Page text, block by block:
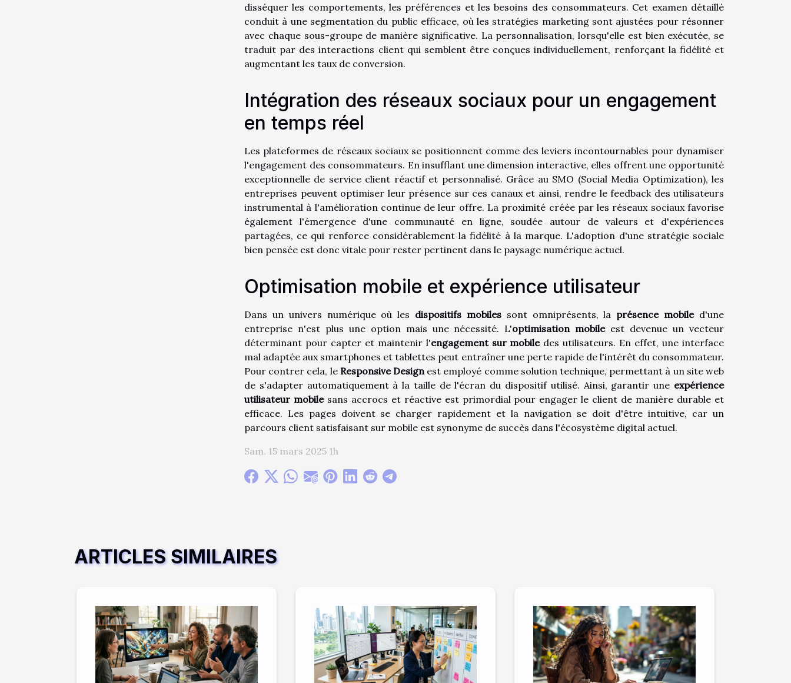
disséquer les comportements, les préférences et les besoins des consommateurs. Cet examen détaillé
conduit à une segmentation du public efficace, où les stratégies marketing sont ajustées pour résonner
avec chaque sous-groupe de manière significative. La personnalisation, lorsqu'elle est bien exécutée, se
traduit par des interactions client qui semblent être conçues individuellement, renforçant la fidélité et
augmentant les taux de conversion.
Intégration des réseaux sociaux pour un engagement
en temps réel
Les plateformes de réseaux sociaux se positionnent comme des leviers incontournables pour dynamiser
l'engagement des consommateurs. En insufflant une dimension interactive, elles offrent une opportunité
exceptionnelle de service client réactif et personnalisé. Grâce au SMO (Social Media Optimization), les
entreprises peuvent optimiser leur présence sur ces canaux et ainsi, rendre le feedback des utilisateurs
instrumental à l'amélioration continue de leur offre. La proximité créée par les réseaux sociaux favorise
également l'émergence d'une communauté en ligne, soudée autour de valeurs et d'expériences
partagées, ce qui renforce considérablement la fidélité à la marque. L'adoption d'une stratégie sociale
bien pensée est donc vitale pour rester pertinent dans le paysage numérique actuel.
Optimisation mobile et expérience utilisateur
Dans un univers numérique où les dispositifs mobilessont omniprésents, la présence mobiled'une
entreprise n'est plus une option mais une nécessité. L'optimisation mobileest devenue un vecteur
déterminant pour capter et maintenir l'engagement sur mobiledes utilisateurs. En effet, une interface
mal adaptée aux smartphones et tablettes peut entraîner une perte rapide de l'intérêt du consommateur.
Pour contrer cela, le Responsive Design est employé comme solution technique, permettant à un site web
de s'adapter automatiquement à la taille de l'écran du dispositif utilisé. Ainsi, garantir une expérience
utilisateur mobilesans accrocs et réactive est primordial pour engager le client de manière durable et
efficace. Les pages doivent se charger rapidement et la navigation se doit d'être intuitive, car un
parcours client satisfaisant sur mobile est synonyme de succès dans l'écosystème digital actuel.
Sam. 15 mars 2025 1h
ARTICLES SIMILAIRES